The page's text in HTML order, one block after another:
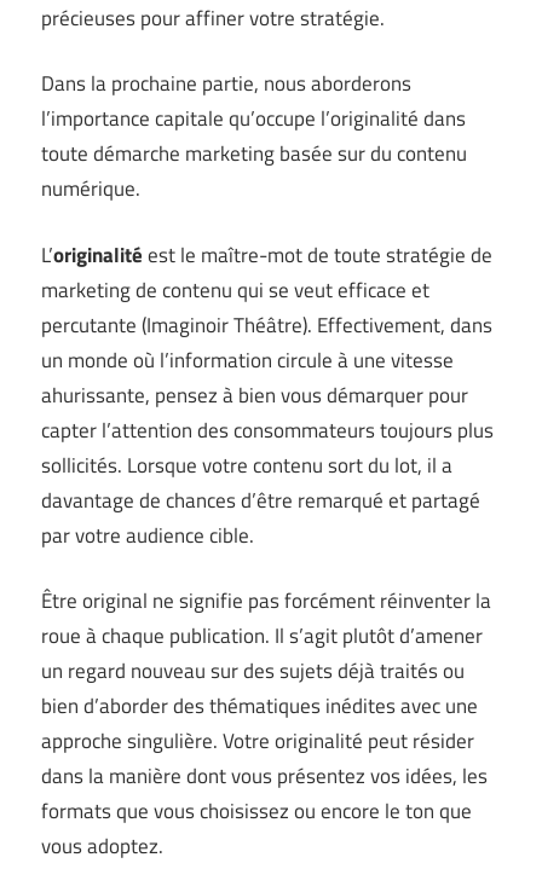
précieuses pour affiner votre stratégie.
Dans la prochaine partie, nous aborderons
l’importance capitale qu’occupe l’originalité dans
toute démarche marketing basée sur du contenu
numérique.
L’originalitéest le maître-mot de toute stratégie de
marketing de contenu qui se veut efficace et
percutante (Imaginoir Théâtre). Effectivement, dans
un monde où l’information circule à une vitesse
ahurissante, pensez à bien vous démarquer pour
capter l’attention des consommateurs toujours plus
sollicités. Lorsque votre contenu sort du lot, il a
davantage de chances d’être remarqué et partagé
par votre audience cible.
Être original ne signifie pas forcément réinventer la
roue à chaque publication. Il s’agit plutôt d’amener
un regard nouveau sur des sujets déjà traités ou
bien d’aborder des thématiques inédites avec une
approche singulière. Votre originalité peut résider
dans la manière dont vous présentez vos idées, les
formats que vous choisissez ou encore le ton que
vous adoptez.